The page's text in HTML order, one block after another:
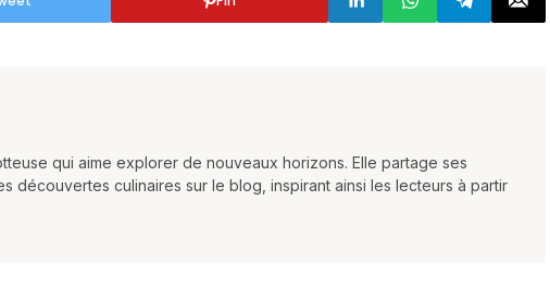
qui aime explorer de nouveaux horizons. Elle partage ses
découvertes culinaires sur le blog, inspirant ainsi les lecteurs à partir